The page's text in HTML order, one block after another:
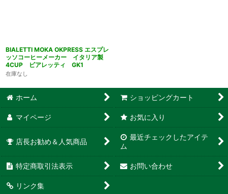
BIALETTI MOKA OKPRESS エスプレ
ッソコーヒーメーカー イタリア製
4CUP ビアレッティ GK1
在庫なし
ホーム ショッピングカート
マイページ お気に入り
店長お勧め＆人気商品
最近チェックしたアイテ
ム
特定商取引法表示 お問い合わせ
リンク集